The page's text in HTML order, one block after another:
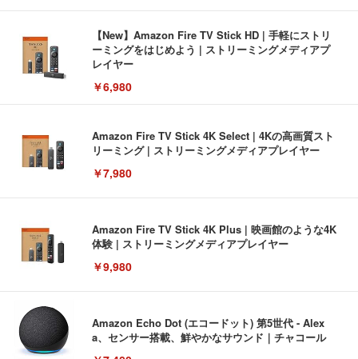
【New】Amazon Fire TV Stick HD | 手軽にストリ
ーミングをはじめよう | ストリーミングメディアプ
レイヤー
￥6,980
Amazon Fire TV Stick 4K Select | 4Kの高画質スト
リーミング | ストリーミングメディアプレイヤー
￥7,980
Amazon Fire TV Stick 4K Plus | 映画館のような4K
体験 | ストリーミングメディアプレイヤー
￥9,980
Amazon Echo Dot (エコードット) 第5世代 - Alex
a、センサー搭載、鮮やかなサウンド｜チャコール